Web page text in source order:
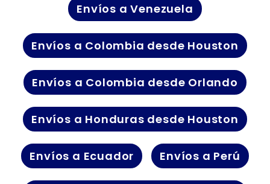
Envíos a Venezuela
Envíos a Colombia desde Houston
Envíos a Colombia desde Orlando
Envíos a Honduras desde Houston
Envíos a Ecuador Envíos a Perú